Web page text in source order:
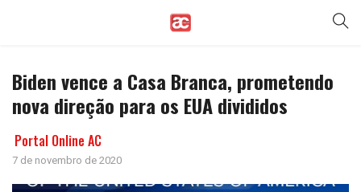
Biden vence a Casa Branca, prometendo
nova direção para os EUA divididos
Portal Online AC
7 de novembro de 2020